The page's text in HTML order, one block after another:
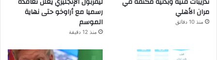
مران الأهلي
منذ 10 دقائق
رسميا مع أراوخو حتى نهاية
الموسم
منذ 12 دقيقة